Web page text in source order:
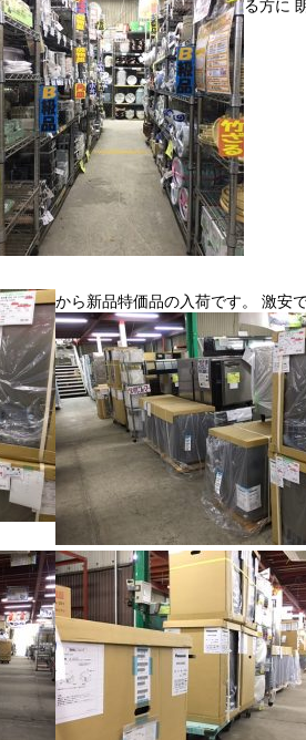
る方に
から新品特価品の入荷です。 激安